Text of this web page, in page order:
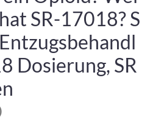
SR-17018? S
Dosierung, SR